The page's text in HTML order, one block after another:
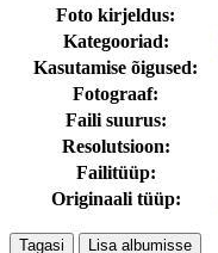
Foto kirjeldus:
Kategooriad:
Kasutamise õigused:
Fotograaf:
Faili suurus:
Resolutsioon:
Failitüüp:
Originaali tüüp: